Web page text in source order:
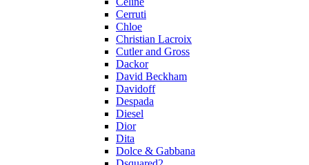
Cerruti
Chloe
Christian Lacroix
Cutler and Gross
Dackor
David Beckham
Davidoff
Despada
Diesel
Dior
Dita
Dolce & Gabbana